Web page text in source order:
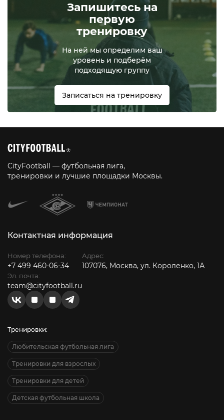
Запишитесь на
первую
тренировку
На ней мы определим ваш
уровень и подберём
подходящую группу
Записаться на тренировку
CityFootball — футбольная лига,
тренировки и лучшие площадки Москвы.
Контактная информация
Номер телефона:
+7 499 460-06-34
Эл. почта:
team@cityfootball.ru
Адрес:
107076, Москва, ул. Короленко, 1А
Тренировки:
Любительская футбольная лига
Тренировки для взрослых
Тренировки для детей
Детская футбольная школа